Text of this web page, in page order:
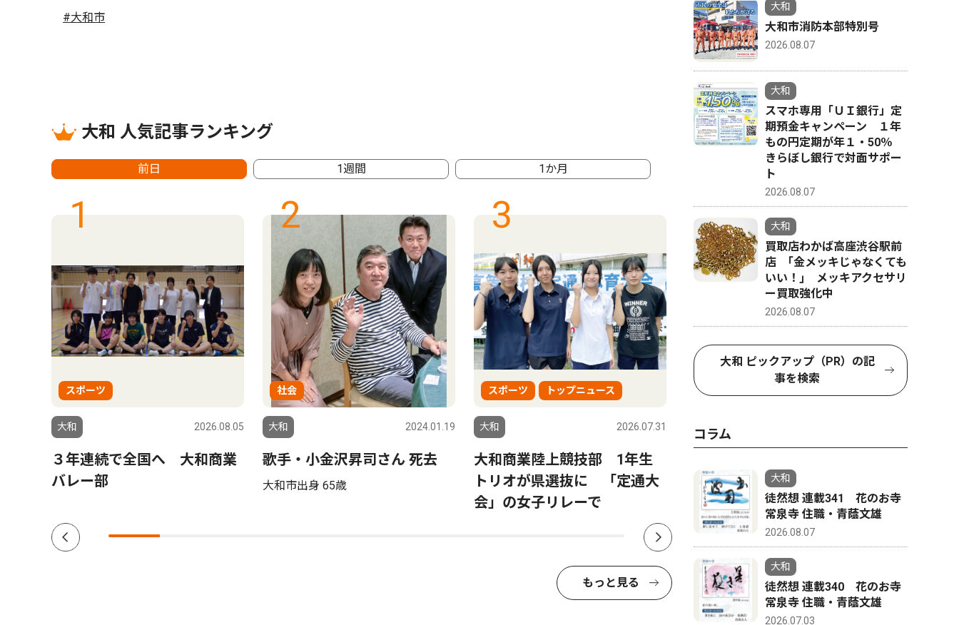
#大和市
大和 人気記事ランキング
前日 1週間 1か月
1
スポーツ
大和 2026.08.05
３年連続で全国へ 大和商業
バレー部
2
社会
大和 2024.01.19
歌手・小金沢昇司さん 死去
大和市出身 65歳
3
スポーツ トップニュース
大和 2026.07.31
大和商業陸上競技部 1年生
トリオが県選抜に 「定通大
会」の女子リレーで
4
政治
大和
道「離党しない」 地方選は
現状路線か
もっと見る
大和
大和市消防本部特別号
2026.08.07
大和
スマホ専用「ＵＩ銀行」定
期預金キャンペーン １年
もの円定期が年１・50％
きらぼし銀行で対面サポー
ト
2026.08.07
大和
買取店わかば高座渋谷駅前
店 ｢金メッキじゃなくても
いい！｣ メッキアクセサリ
ー買取強化中
2026.08.07
大和 ピックアップ（PR）の記
事を検索
コラム
大和
徒然想 連載341 花のお寺
常泉寺 住職・青蔭文雄
2026.08.07
大和
徒然想 連載340 花のお寺
常泉寺 住職・青蔭文雄
2026.07.03